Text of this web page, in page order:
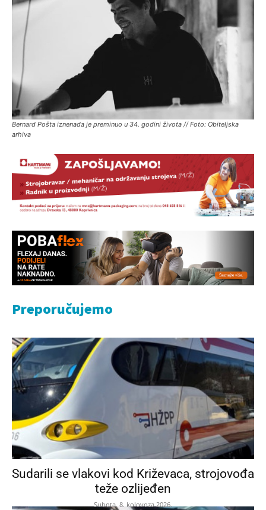
Bernard Pošta iznenada je preminuo u 34. godini života // Foto: Obiteljska
arhiva
Preporučujemo
Sudarili se vlakovi kod Križevaca, strojovođa
teže ozlijeđen
Subota, 8. kolovoza 2026.